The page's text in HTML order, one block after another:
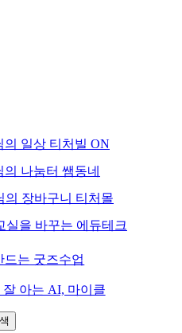
의 일상 티처빌 ON
의 나눔터 쌤동네
의 장바구니 티처몰
실을 바꾸는 에듀테크
드는 굿즈수업
아는 AI, 마이클